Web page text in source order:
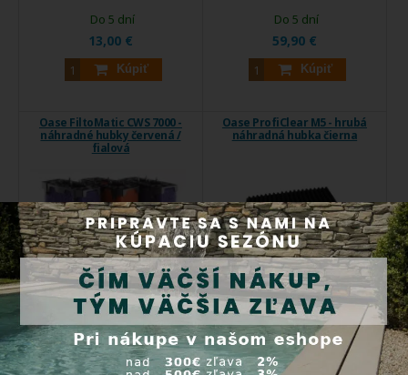
13,00 €
Kúpiť
Do 5 dní
59,90 €
Kúpiť
Do 5 dní
Oase FiltoMatic CWS 7000 -
náhradné hubky červená /
fialová
Oase FiltoMatic CWS 7000 -
náhradné hubky ...
Kód produktu:50901
Oase ProfiClear M5 - hrubá
náhradná hubka čierna
Oase ProfiClear M5 - hrubá
náhradná hubka ...
Kód produktu:27297